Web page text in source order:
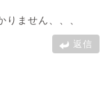
ません、、、
返信